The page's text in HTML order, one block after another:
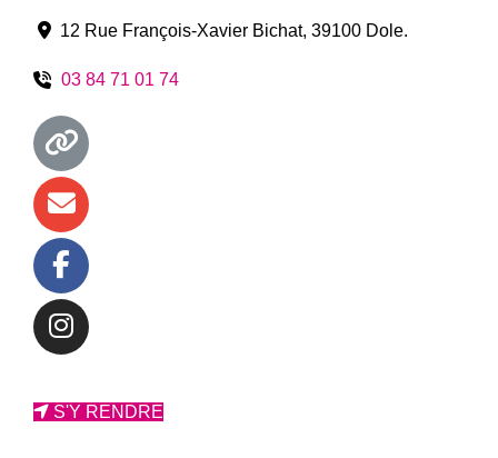
12 Rue François-Xavier Bichat, 39100 Dole.
03 84 71 01 74
S'Y RENDRE